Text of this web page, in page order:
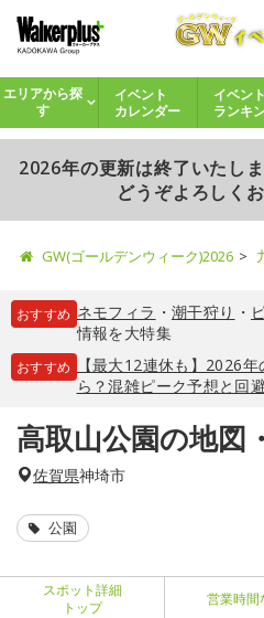
エリアから探
す
イベント
カレンダー
イベント
ランキ
2026年の更新は終了いたし
どうぞよろしく
GW(ゴールデンウィーク)2026
おすすめ ネモフィラ ・ 潮干狩り ・
情報を大特集
おすすめ
【最大12連休も】2026
ら？混雑ピーク予想と回
高取山公園の地図
佐賀県神埼市
公園
スポット詳細
トップ
営業時間